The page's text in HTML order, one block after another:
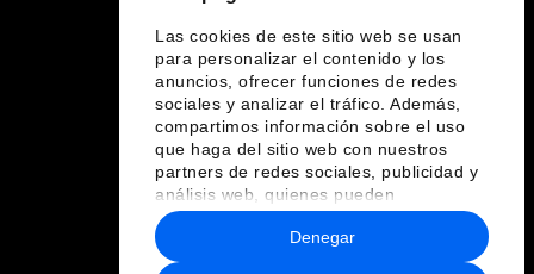
Las cookies de este sitio web se usan
para personalizar el contenido y los
anuncios, ofrecer funciones de redes
sociales y analizar el tráfico. Además,
compartimos información sobre el uso
que haga del sitio web con nuestros
partners de redes sociales, publicidad y
análisis web, quienes pueden
combinarla con otra información que les
haya proporcionado o que hayan
recopilado a partir del uso que haya
Denegar